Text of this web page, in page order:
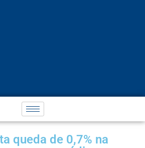
queda de 0,7% na